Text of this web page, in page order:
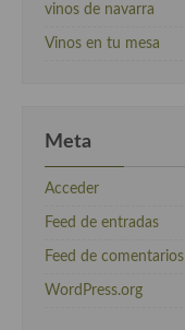
vinos de navarra
Vinos en tu mesa
Meta
Acceder
Feed de entradas
Feed de comentarios
WordPress.org